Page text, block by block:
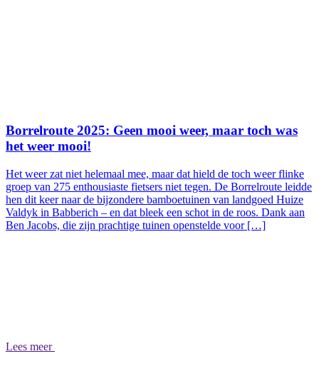
Borrelroute 2025: Geen mooi weer, maar toch was
het weer mooi!
Het weer zat niet helemaal mee, maar dat hield de toch weer flinke
groep van 275 enthousiaste fietsers niet tegen. De Borrelroute leidde
hen dit keer naar de bijzondere bamboetuinen van landgoed Huize
Valdyk in Babberich – en dat bleek een schot in de roos. Dank aan
Ben Jacobs, die zijn prachtige tuinen openstelde voor […]
Lees meer